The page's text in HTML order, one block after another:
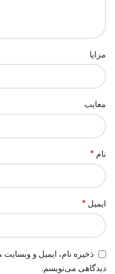
مزایا
معایب
نام *
ایمیل *
ذخیره نام، ایمیل و
دیدگاهی می‌نویسم.